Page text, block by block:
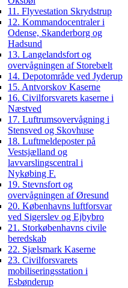
11. Flyvestation Skrydstrup
12. Kommandocentraler i
Odense, Skanderborg og
Hadsund
13. Langelandsfort og
overvågningen af Storebælt
14. Depotområde ved Jyderup
15. Antvorskov Kaserne
16. Civilforsvarets kaserne i
Næstved
17. Luftrumsovervågning i
Stensved og Skovhuse
18. Luftmeldeposter på
Vestsjælland og
lavvarslingscentral i
Nykøbing F.
19. Stevnsfort og
overvågningen af Øresund
20. Københavns luftforsvar
ved Sigerslev og Ejbybro
21. Storkøbenhavns civile
beredskab
22. Sjælsmark Kaserne
23. Civilforsvarets
mobiliseringsstation i
Esbønderup